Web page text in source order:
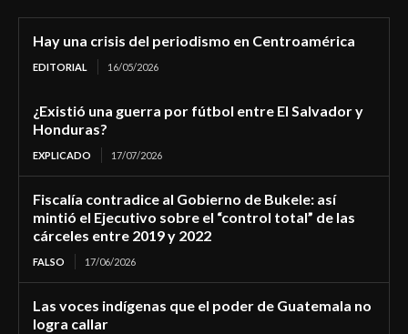
Hay una crisis del periodismo en Centroamérica
EDITORIAL 16/05/2026
¿Existió una guerra por fútbol entre El Salvador y
Honduras?
EXPLICADO 17/07/2026
Fiscalía contradice al Gobierno de Bukele: así
mintió el Ejecutivo sobre el “control total” de las
cárceles entre 2019 y 2022
FALSO 17/06/2026
Las voces indígenas que el poder de Guatemala no
logra callar